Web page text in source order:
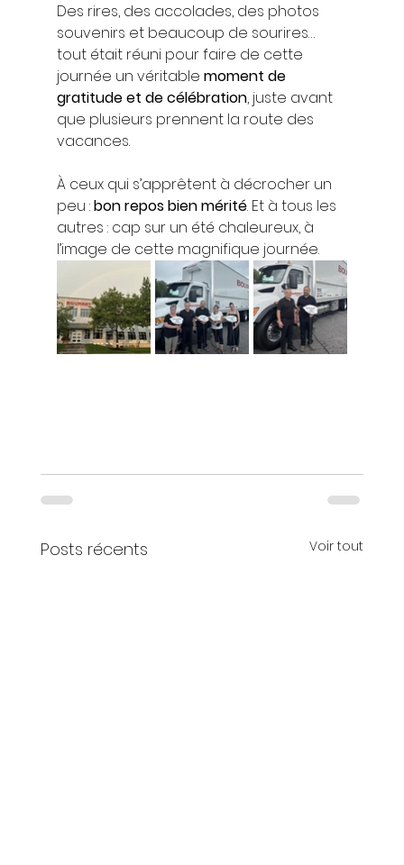
Des rires, des accolades, des photos
souvenirs et beaucoup de sourires…
tout était réuni pour faire de cette
journée un véritable moment de
gratitude et de célébration, juste avant
que plusieurs prennent la route des
vacances.
À ceux qui s’apprêtent à décrocher un
peu : bon repos bien mérité. Et à tous les
autres : cap sur un été chaleureux, à
l’image de cette magnifique journée.
Posts récents Voir tout